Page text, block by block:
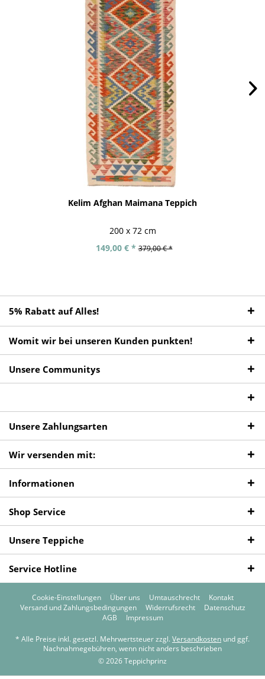
Kelim Afghan Maimana Teppich
200 x 72 cm
149,00 € * 379,00 € *
5% Rabatt auf Alles!
Womit wir bei unseren Kunden punkten!
Unsere Communitys
Unsere Zahlungsarten
Wir versenden mit:
Informationen
Shop Service
Unsere Teppiche
Service Hotline
Cookie-Einstellungen Über uns Umtauschrecht
Kontakt
Versand und Zahlungsbedingungen
Widerrufsrecht
Datenschutz
AGB
Impressum
* Alle Preise inkl. gesetzl. Mehrwertsteuer zzgl. Versandkosten und ggf.
Nachnahmegebühren, wenn nicht anders beschrieben
© 2026 Teppichprinz